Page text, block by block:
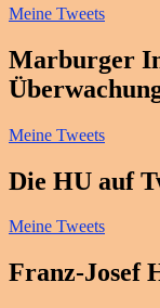
Meine Tweets
Marburger
Meine Tweets
Die HU auf
Meine Tweets
Franz-Josef